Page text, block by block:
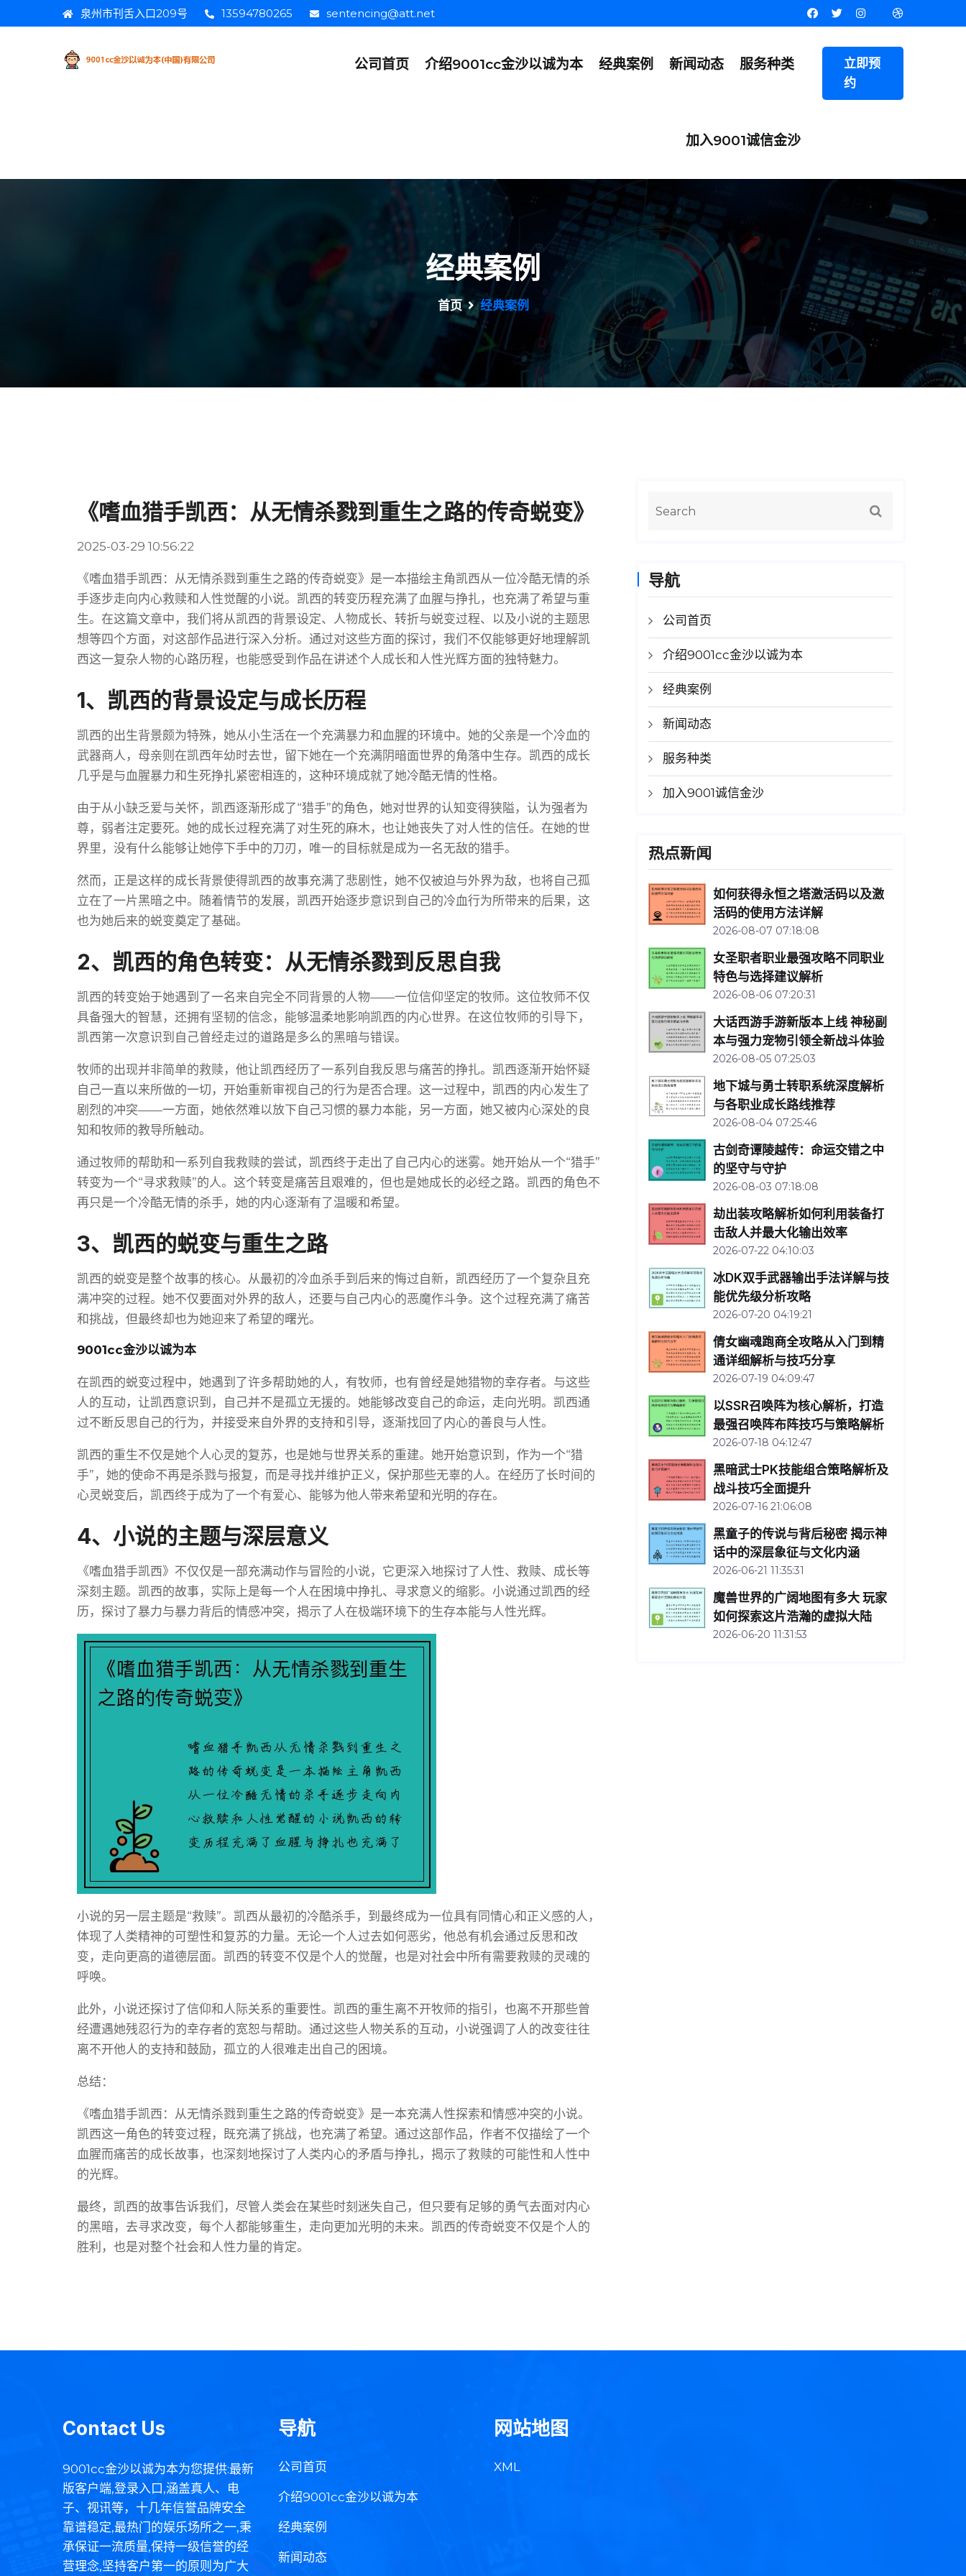
泉州市刊舌入口209号 13594780265 sentencing@att.net
公司首页 介绍9001cc金沙以诚为本 经典案例 新闻动态 服务种类
加入9001诚信金沙
立即预
约
经典案例
首页 经典案例
《嗜血猎手凯西：从无情杀戮到重生之路的传奇蜕变》
2025-03-29 10:56:22
《嗜血猎手凯西：从无情杀戮到重生之路的传奇蜕变》是一本描绘主角凯西从一位冷酷无情的杀
手逐步走向内心救赎和人性觉醒的小说。凯西的转变历程充满了血腥与挣扎，也充满了希望与重
生。在这篇文章中，我们将从凯西的背景设定、人物成长、转折与蜕变过程、以及小说的主题思
想等四个方面，对这部作品进行深入分析。通过对这些方面的探讨，我们不仅能够更好地理解凯
西这一复杂人物的心路历程，也能感受到作品在讲述个人成长和人性光辉方面的独特魅力。
1、凯西的背景设定与成长历程
凯西的出生背景颇为特殊，她从小生活在一个充满暴力和血腥的环境中。她的父亲是一个冷血的
武器商人，母亲则在凯西年幼时去世，留下她在一个充满阴暗面世界的角落中生存。凯西的成长
几乎是与血腥暴力和生死挣扎紧密相连的，这种环境成就了她冷酷无情的性格。
由于从小缺乏爱与关怀，凯西逐渐形成了“猎手”的角色，她对世界的认知变得狭隘，认为强者为
尊，弱者注定要死。她的成长过程充满了对生死的麻木，也让她丧失了对人性的信任。在她的世
界里，没有什么能够让她停下手中的刀刃，唯一的目标就是成为一名无敌的猎手。
然而，正是这样的成长背景使得凯西的故事充满了悲剧性，她不仅被迫与外界为敌，也将自己孤
立在了一片黑暗之中。随着情节的发展，凯西开始逐步意识到自己的冷血行为所带来的后果，这
也为她后来的蜕变奠定了基础。
2、凯西的角色转变：从无情杀戮到反思自我
凯西的转变始于她遇到了一名来自完全不同背景的人物——一位信仰坚定的牧师。这位牧师不仅
具备强大的智慧，还拥有坚韧的信念，能够温柔地影响凯西的内心世界。在这位牧师的引导下，
凯西第一次意识到自己曾经走过的道路是多么的黑暗与错误。
牧师的出现并非简单的救赎，他让凯西经历了一系列自我反思与痛苦的挣扎。凯西逐渐开始怀疑
自己一直以来所做的一切，开始重新审视自己的行为是否合理。这一过程中，凯西的内心发生了
剧烈的冲突——一方面，她依然难以放下自己习惯的暴力本能，另一方面，她又被内心深处的良
知和牧师的教导所触动。
通过牧师的帮助和一系列自我救赎的尝试，凯西终于走出了自己内心的迷雾。她开始从一个“猎手”
转变为一个“寻求救赎”的人。这个转变是痛苦且艰难的，但也是她成长的必经之路。凯西的角色不
再只是一个冷酷无情的杀手，她的内心逐渐有了温暖和希望。
3、凯西的蜕变与重生之路
凯西的蜕变是整个故事的核心。从最初的冷血杀手到后来的悔过自新，凯西经历了一个复杂且充
满冲突的过程。她不仅要面对外界的敌人，还要与自己内心的恶魔作斗争。这个过程充满了痛苦
和挑战，但最终却也为她迎来了希望的曙光。
9001cc金沙以诚为本
在凯西的蜕变过程中，她遇到了许多帮助她的人，有牧师，也有曾经是她猎物的幸存者。与这些
人的互动，让凯西意识到，自己并不是孤立无援的。她能够改变自己的命运，走向光明。凯西通
过不断反思自己的行为，并接受来自外界的支持和引导，逐渐找回了内心的善良与人性。
凯西的重生不仅是她个人心灵的复苏，也是她与世界关系的重建。她开始意识到，作为一个“猎
手”，她的使命不再是杀戮与报复，而是寻找并维护正义，保护那些无辜的人。在经历了长时间的
心灵蜕变后，凯西终于成为了一个有爱心、能够为他人带来希望和光明的存在。
4、小说的主题与深层意义
《嗜血猎手凯西》不仅仅是一部充满动作与冒险的小说，它更深入地探讨了人性、救赎、成长等
深刻主题。凯西的故事，实际上是每一个人在困境中挣扎、寻求意义的缩影。小说通过凯西的经
历，探讨了暴力与暴力背后的情感冲突，揭示了人在极端环境下的生存本能与人性光辉。
小说的另一层主题是“救赎”。凯西从最初的冷酷杀手，到最终成为一位具有同情心和正义感的人，
体现了人类精神的可塑性和复苏的力量。无论一个人过去如何恶劣，他总有机会通过反思和改
变，走向更高的道德层面。凯西的转变不仅是个人的觉醒，也是对社会中所有需要救赎的灵魂的
呼唤。
此外，小说还探讨了信仰和人际关系的重要性。凯西的重生离不开牧师的指引，也离不开那些曾
经遭遇她残忍行为的幸存者的宽恕与帮助。通过这些人物关系的互动，小说强调了人的改变往往
离不开他人的支持和鼓励，孤立的人很难走出自己的困境。
总结：
《嗜血猎手凯西：从无情杀戮到重生之路的传奇蜕变》是一本充满人性探索和情感冲突的小说。
凯西这一角色的转变过程，既充满了挑战，也充满了希望。通过这部作品，作者不仅描绘了一个
血腥而痛苦的成长故事，也深刻地探讨了人类内心的矛盾与挣扎，揭示了救赎的可能性和人性中
的光辉。
最终，凯西的故事告诉我们，尽管人类会在某些时刻迷失自己，但只要有足够的勇气去面对内心
的黑暗，去寻求改变，每个人都能够重生，走向更加光明的未来。凯西的传奇蜕变不仅是个人的
胜利，也是对整个社会和人性力量的肯定。
导航
公司首页
介绍9001cc金沙以诚为本
经典案例
新闻动态
服务种类
加入9001诚信金沙
热点新闻
如何获得永恒之塔激活码以及激
活码的使用方法详解
2026-08-07 07:18:08
女圣职者职业最强攻略不同职业
特色与选择建议解析
2026-08-06 07:20:31
大话西游手游新版本上线 神秘副
本与强力宠物引领全新战斗体验
2026-08-05 07:25:03
地下城与勇士转职系统深度解析
与各职业成长路线推荐
2026-08-04 07:25:46
古剑奇谭陵越传：命运交错之中
的坚守与守护
2026-08-03 07:18:08
劫出装攻略解析如何利用装备打
击敌人并最大化输出效率
2026-07-22 04:10:03
冰DK双手武器输出手法详解与技
能优先级分析攻略
2026-07-20 04:19:21
倩女幽魂跑商全攻略从入门到精
通详细解析与技巧分享
2026-07-19 04:09:47
以SSR召唤阵为核心解析，打造
最强召唤阵布阵技巧与策略解析
2026-07-18 04:12:47
黑暗武士PK技能组合策略解析及
战斗技巧全面提升
2026-07-16 21:06:08
黑童子的传说与背后秘密 揭示神
话中的深层象征与文化内涵
2026-06-21 11:35:31
魔兽世界的广阔地图有多大 玩家
如何探索这片浩瀚的虚拟大陆
2026-06-20 11:31:53
Contact Us
9001cc金沙以诚为本为您提供:最新
版客户端,登录入口,涵盖真人、电
子、视讯等，十几年信誉品牌安全
靠谱稳定,最热门的娱乐场所之一,秉
承保证一流质量,保持一级信誉的经
营理念,坚持客户第一的原则为广大
导航
公司首页
介绍9001cc金沙以诚为本
经典案例
新闻动态
网站地图
XML